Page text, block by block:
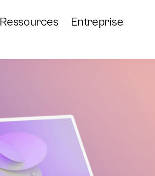
Ressources Entreprise